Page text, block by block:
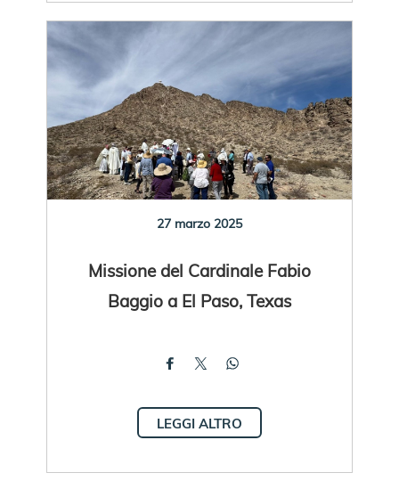
27 marzo 2025
Missione del Cardinale Fabio
Baggio a El Paso, Texas
LEGGI ALTRO